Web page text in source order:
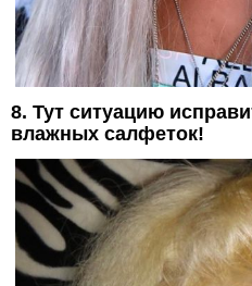
8. Тут ситуацию
влажных салфеток!